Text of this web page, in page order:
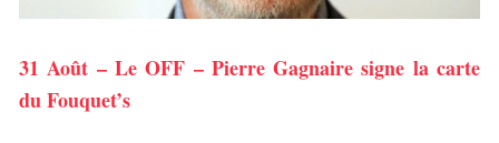
31 Août – Le OFF – Pierre Gagnaire signe la carte
du Fouquet’s